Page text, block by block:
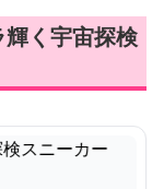
く宇宙探検